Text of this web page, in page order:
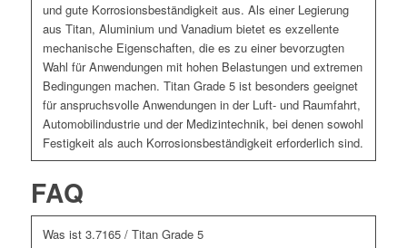
und gute Korrosionsbeständigkeit aus. Als einer Legierung
aus Titan, Aluminium und Vanadium bietet es exzellente
mechanische Eigenschaften, die es zu einer bevorzugten
Wahl für Anwendungen mit hohen Belastungen und extremen
Bedingungen machen. Titan Grade 5 ist besonders geeignet
für anspruchsvolle Anwendungen in der Luft- und Raumfahrt,
Automobilindustrie und der Medizintechnik, bei denen sowohl
Festigkeit als auch Korrosionsbeständigkeit erforderlich sind.
FAQ
Was ist 3.7165 / Titan Grade 5